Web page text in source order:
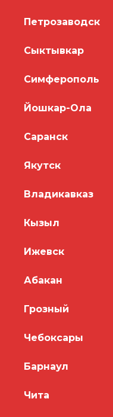
Петрозаводск
Сыктывкар
Симферополь
Йошкар-Ола
Саранск
Якутск
Владикавказ
Кызыл
Ижевск
Абакан
Грозный
Чебоксары
Барнаул
Чита